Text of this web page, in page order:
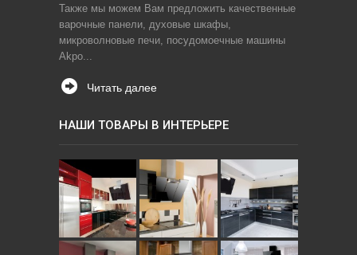
Также мы можем Вам предложить качественные
варочные панели, духовые шкафы,
микроволновые печи, посудомоечные машины
Akpo...
Читать далее
НАШИ ТОВАРЫ В ИНТЕРЬЕРЕ